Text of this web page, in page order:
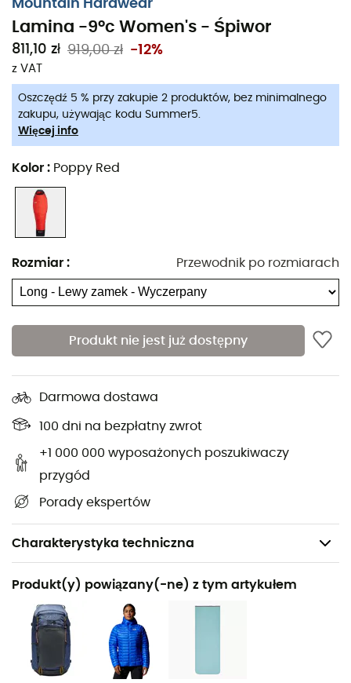
Mountain Hardwear
Lamina -9°c Women's - Śpiwor
811,10 zł 919,00 zł -12%
z VAT
Oszczędź 5 % przy zakupie 2 produktów, bez minimalnego
zakupu, używając kodu Summer5.
Więcej info
Kolor : Poppy Red
Rozmiar : Przewodnik po rozmiarach
Produkt nie jest już dostępny
Darmowa dostawa
100 dni na bezpłatny zwrot
+1 000 000 wyposażonych poszukiwaczy
przygód
Porady ekspertów
Charakterystyka techniczna
Polecane dla
Turystyka piesza / Trekking / Kemping / Biwakowanie
Rodzaj
Kobiety
Produkt(y) powiązany(-ne) z tym artykułem